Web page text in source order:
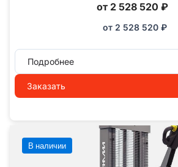
от 2 528 520 ₽
от 2 528 520 ₽
Подробнее
Заказать
В наличии